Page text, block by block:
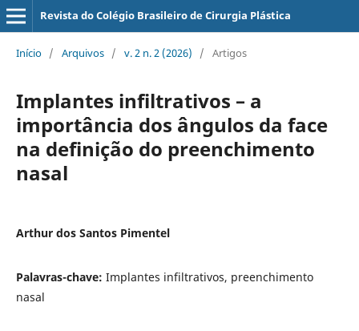
Revista do Colégio Brasileiro de Cirurgia Plástica
Início / Arquivos / v. 2 n. 2 (2026) / Artigos
Implantes infiltrativos – a
importância dos ângulos da face
na definição do preenchimento
nasal
Arthur dos Santos Pimentel
Palavras-chave: Implantes infiltrativos, preenchimento
nasal